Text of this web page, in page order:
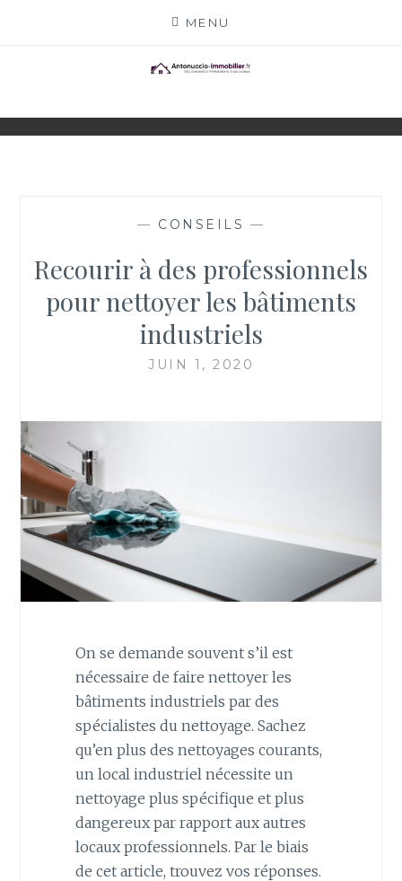
MENU
ANTONUCCIO-
IMMOBILIER.FR
ACTEURS
— CONSEILS —
Recourir à des professionnels
pour nettoyer les bâtiments
industriels
JUIN 1, 2020
On se demande souvent s’il est
nécessaire de faire nettoyer les
bâtiments industriels par des
spécialistes du nettoyage. Sachez
qu’en plus des nettoyages courants,
un local industriel nécessite un
nettoyage plus spécifique et plus
dangereux par rapport aux autres
locaux professionnels. Par le biais
de cet article, trouvez vos réponses.